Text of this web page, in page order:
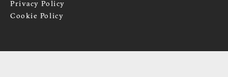
Privacy Policy
Cookie Policy